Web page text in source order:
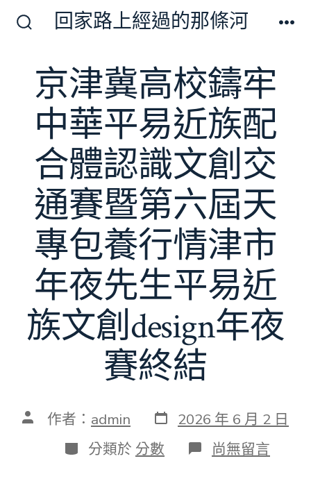
切
換
開
回家路上經過的那條河
京津冀高校鑄牢
中華平易近族配
合體認識文創交
通賽暨第六屆天
專包養行情津市
年夜先生平易近
族文創design年夜
賽終結
文 作者： admin 發
表
日
期
2026 年 6 月 2 日
分
類
分類於 分數 在
〈京
尚無留言